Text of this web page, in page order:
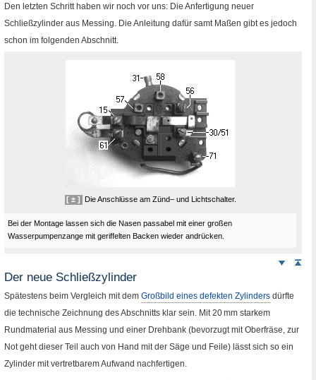
Den letzten Schritt haben wir noch vor uns: Die Anfertigung neuer
Schließzylinder aus Messing. Die Anleitung dafür samt Maßen gibt es jedoch
schon im folgenden Abschnitt.
[ ± ] Die Anschlüsse am Zünd– und Lichtschalter.
Bei der Montage lassen sich die Nasen passabel mit einer großen
Wasserpumpenzange mit geriffelten Backen wieder andrücken.
Weiter
Der neue Schließzylinder
Spätestens beim Vergleich mit dem Großbild eines defekten Zylinders dürfte
die technische Zeichnung des Abschnitts klar sein. Mit 20mm starkem
Rundmaterial aus Messing und einer Drehbank (bevorzugt mit Oberfräse, zur
Not geht dieser Teil auch von Hand mit der Säge und Feile) lässt sich so ein
Zylinder mit vertretbarem Aufwand nachfertigen.